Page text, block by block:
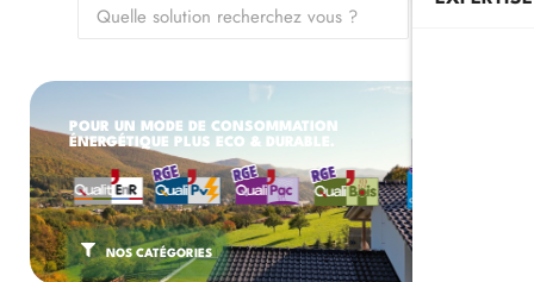
POUR UN MODE DE CONSOMMATION
ÉNERGÉTIQUE PLUS ECO & DURABLE.
NOS CATÉGORIES